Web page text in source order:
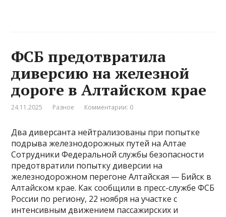
ФСБ предотвратила
диверсию на железной
дороге в Алтайском крае
24.11.2025 Разное Комментарии: 0
Два диверсанта нейтрализованы при попытке
подрыва железнодорожных путей на Алтае
Сотрудники Федеральной службы безопасности
предотвратили попытку диверсии на
железнодорожном перегоне Алтайская — Бийск в
Алтайском крае. Как сообщили в пресс-службе ФСБ
России по региону, 22 ноября на участке с
интенсивным движением пассажирских и